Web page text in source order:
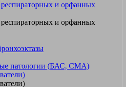
респираторных и орфанных
респираторных и орфанных
патологии (БАС, СМА)